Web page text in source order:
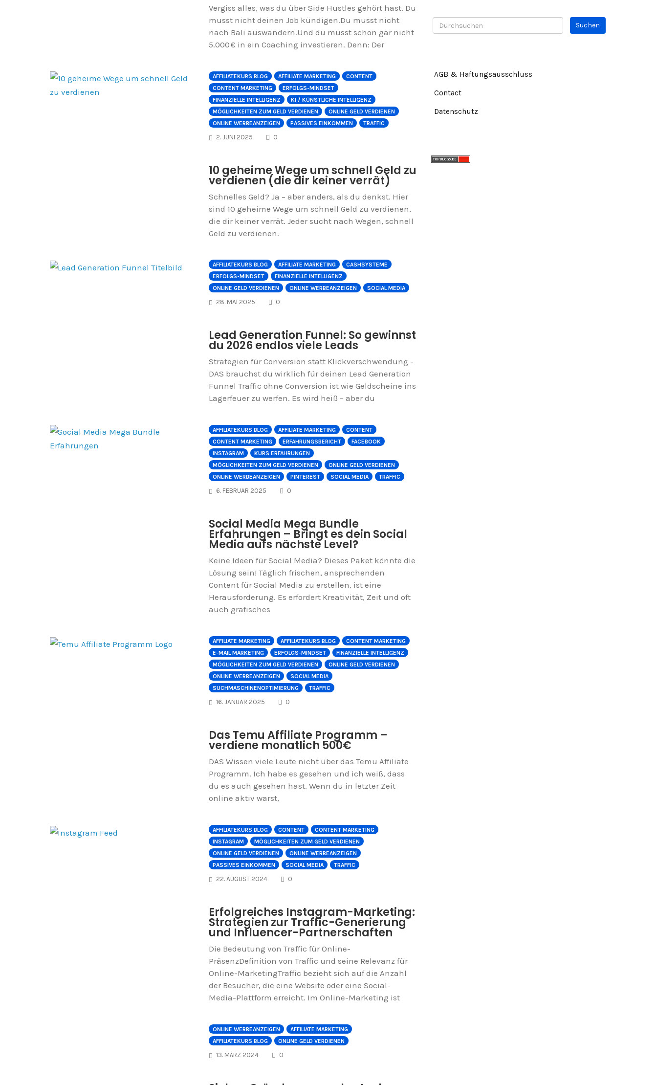
Vergiss alles, was du über Side Hustles gehört hast. Du
musst nicht deinen Job kündigen.Du musst nicht
nach Bali auswandern.Und du musst schon gar nicht
5.000 € in ein Coaching investieren. Denn: Der
AFFILIATEKURS BLOG AFFILIATE MARKETING
CONTENT
CONTENT MARKETING
ERFOLGS-MINDSET
FINANZIELLE INTELLIGENZ
KI / KÜNSTLICHE INTELLIGENZ
MÖGLICHKEITEN ZUM GELD VERDIENEN
ONLINE GELD VERDIENEN
ONLINE WERBEANZEIGEN
PASSIVES EINKOMMEN TRAFFIC
2. JUNI 2025 0COMMENTS
10 geheime Wege um schnell Geld zu
verdienen (die dir keiner verrät)
Schnelles Geld? Ja – aber anders, als du denkst. Hier
sind 10 geheime Wege um schnell Geld zu verdienen,
die dir keiner verrät. Jeder sucht nach Wegen, schnell
Geld zu verdienen.
AFFILIATEKURS BLOG AFFILIATE MARKETING
CASHSYSTEME
ERFOLGS-MINDSET
FINANZIELLE INTELLIGENZ
ONLINE GELD VERDIENEN
ONLINE WERBEANZEIGEN SOCIAL MEDIA
28. MAI 2025 0COMMENTS
Lead Generation Funnel: So gewinnst
du 2026 endlos viele Leads
Strategien für Conversion statt Klickverschwendung -
DAS brauchst du wirklich für deinen Lead Generation
Funnel Traffic ohne Conversion ist wie Geldscheine ins
Lagerfeuer zu werfen. Es wird heiß – aber du
AFFILIATEKURS BLOG AFFILIATE MARKETING
CONTENT
CONTENT MARKETING
ERFAHRUNGSBERICHT
FACEBOOK
INSTAGRAM
KURS ERFAHRUNGEN
MÖGLICHKEITEN ZUM GELD VERDIENEN
ONLINE GELD VERDIENEN
ONLINE WERBEANZEIGEN
PINTEREST SOCIAL MEDIA TRAFFIC
6. FEBRUAR 2025 0COMMENTS
Social Media Mega Bundle
Erfahrungen – Bringt es dein Social
Media aufs nächste Level?
Keine Ideen für Social Media? Dieses Paket könnte die
Lösung sein! Täglich frischen, ansprechenden
Content für Social Media zu erstellen, ist eine
Herausforderung. Es erfordert Kreativität, Zeit und oft
auch grafisches
AFFILIATE MARKETING AFFILIATEKURS BLOG
CONTENT MARKETING
E-MAIL MARKETING
ERFOLGS-MINDSET
FINANZIELLE INTELLIGENZ
MÖGLICHKEITEN ZUM GELD VERDIENEN
ONLINE GELD VERDIENEN
ONLINE WERBEANZEIGEN
SOCIAL MEDIA
SUCHMASCHINENOPTIMIERUNG
TRAFFIC
16. JANUAR 2025 0COMMENTS
Das Temu Affiliate Programm –
verdiene monatlich 500€
DAS Wissen viele Leute nicht über das Temu Affiliate
Programm. Ich habe es gesehen und ich weiß, dass
du es auch gesehen hast. Wenn du in letzter Zeit
online aktiv warst,
AFFILIATEKURS BLOG CONTENT
CONTENT MARKETING
INSTAGRAM
MÖGLICHKEITEN ZUM GELD VERDIENEN
ONLINE GELD VERDIENEN
ONLINE WERBEANZEIGEN
PASSIVES EINKOMMEN
SOCIAL MEDIA TRAFFIC
22. AUGUST 2024 0COMMENTS
Erfolgreiches Instagram-Marketing:
Strategien zur Traffic-Generierung
und Influencer-Partnerschaften
Die Bedeutung von Traffic für Online-
PräsenzDefinition von Traffic und seine Relevanz für
Online-MarketingTraffic bezieht sich auf die Anzahl
der Besucher, die eine Website oder eine Social-
Media-Plattform erreicht. Im Online-Marketing ist
ONLINE WERBEANZEIGEN
AFFILIATE MARKETING
AFFILIATEKURS BLOG
ONLINE GELD VERDIENEN
13. MÄRZ 2024 0COMMENTS
AGB & Haftungsausschluss
Contact
Datenschutz